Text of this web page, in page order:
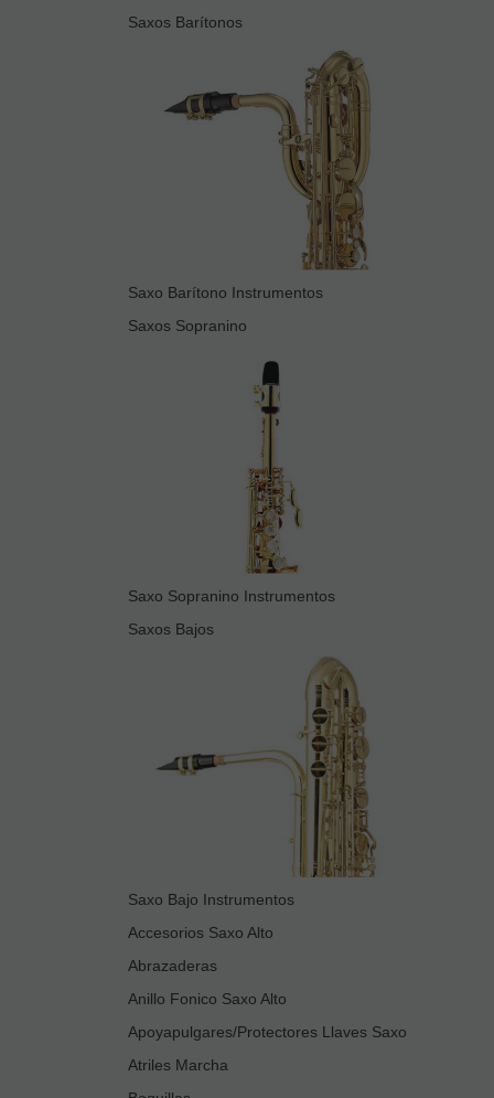
Saxos Barítonos
Saxo Barítono Instrumentos
Saxos Sopranino
Saxo Sopranino Instrumentos
Saxos Bajos
Saxo Bajo Instrumentos
Accesorios Saxo Alto
Abrazaderas
Anillo Fonico Saxo Alto
Apoyapulgares/Protectores Llaves Saxo
Atriles Marcha